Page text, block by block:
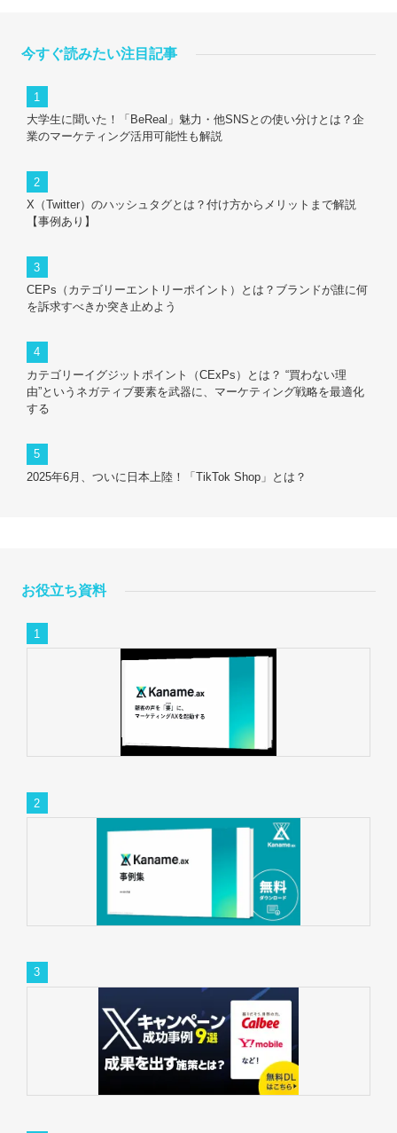
今すぐ読みたい注目記事
大学生に聞いた！「BeReal」魅力・他SNSとの使い分けとは？企
業のマーケティング活用可能性も解説
X（Twitter）のハッシュタグとは？付け方からメリットまで解説
【事例あり】
CEPs（カテゴリーエントリーポイント）とは？ブランドが誰に何
を訴求すべきか突き止めよう
カテゴリーイグジットポイント（CExPs）とは？ “買わない理
由”というネガティブ要素を武器に、マーケティング戦略を最適化
する
2025年6月、ついに日本上陸！「TikTok Shop」とは？
お役立ち資料